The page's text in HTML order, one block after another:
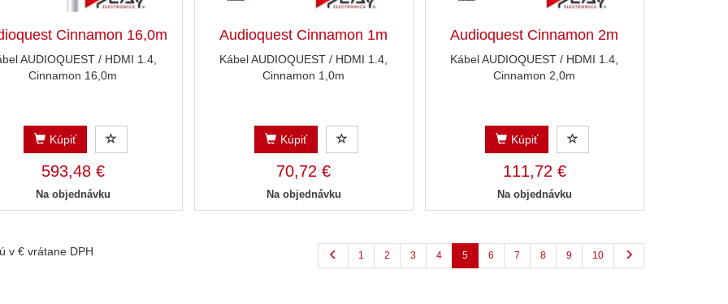
Cinnamon 16,0m
AUDIOQUEST / HDMI 1.4,
Cinnamon 16,0m
Kúpiť
593,48 €
Na objednávku
Audioquest Cinnamon 1m
Kábel AUDIOQUEST / HDMI 1.4,
Cinnamon 1,0m
Kúpiť
70,72 €
Na objednávku
Audioquest Cinnamon 2m
Kábel AUDIOQUEST / HDMI 1.4,
Cinnamon 2,0m
Kúpiť
111,72 €
Na objednávku
v € vrátane DPH 1 2 3 4 5 6 7 8 9 10